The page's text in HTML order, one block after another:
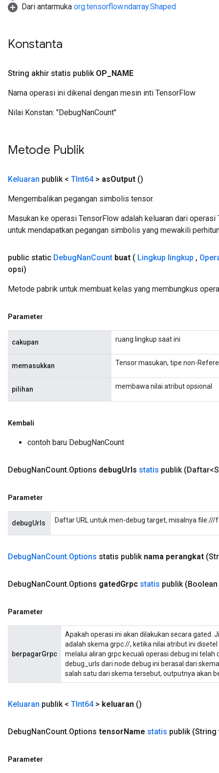
Dari antarmuka org.tensorflow.ndarray.Shaped
Konstanta
String akhir statis publik OP NAME
Nama operasi ini dikenal dengan mesin inti TensorFlow
Nilai Konstan: "DebugNanCount"
Metode Publik
Keluaran publik < TInt64> asOutput ()
Mengembalikan pegangan simbolis tensor.
Masukan ke operasi TensorFlow adalah keluaran dari
untuk mendapatkan pegangan simbolis yang mewakili
public static DebugNanCount buat ( Lingkup lingkup ,
opsi)
Metode pabrik untuk membuat kelas yang membungkus
Parameter
cakupan ruang lingkup saat ini
memasukkan Tensor masukan, tipe non-
pilihan membawa nilai atribut opsional
Kembali
contoh baru DebugNanCount
DebugNanCount.Options debugUrls statis publik
Parameter
debugUrls Daftar URL untuk men-debug target, misalnya
DebugNanCount.Options statis publik nama perangkat
DebugNanCount.Options gatedGrpc statis publik
Parameter
berpagarGrpc
Apakah operasi ini akan dilakukan secara gated.
adalah skema grpc://, ketika nilai atribut ini
melalui aliran grpc kecuali operasi debug ini
debug_urls dari node debug ini berasal dari
salah satu dari skema tersebut, outputnya akan
Keluaran publik < TInt64> keluaran ()
DebugNanCount.Options tensorName statis publik (String
Parameter